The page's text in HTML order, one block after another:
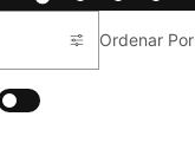
Ordenar Por